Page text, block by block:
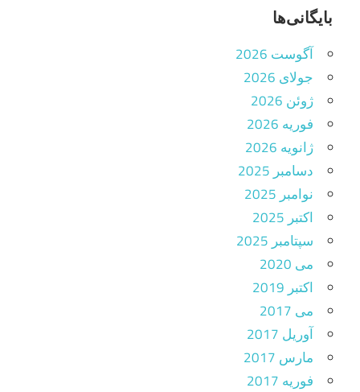
بایگانی‌ها
آگوست 2026
جولای 2026
ژوئن 2026
فوریه 2026
ژانویه 2026
دسامبر 2025
نوامبر 2025
اکتبر 2025
سپتامبر 2025
می 2020
اکتبر 2019
می 2017
آوریل 2017
مارس 2017
فوریه 2017